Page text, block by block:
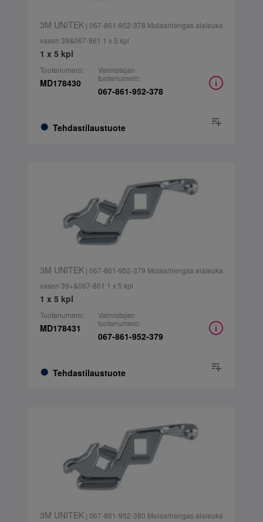
3M UNITEK| 067-861-952-378 Molaarirengas alaleuka
vasen 39&067-861 1 x 5 kpl
1 x 5 kpl
Tuotenumero:
MD178430
Tehdastilaustuote
Valmistajan
tuotenumero:
067-861-952-378
3M UNITEK| 067-861-952-379 Molaarirengas alaleuka
vasen 39+&067-861 1 x 5 kpl
1 x 5 kpl
Tuotenumero:
MD178431
Tehdastilaustuote
Valmistajan
tuotenumero:
067-861-952-379
3M UNITEK| 067-861-952-380 Molaarirengas alaleuka